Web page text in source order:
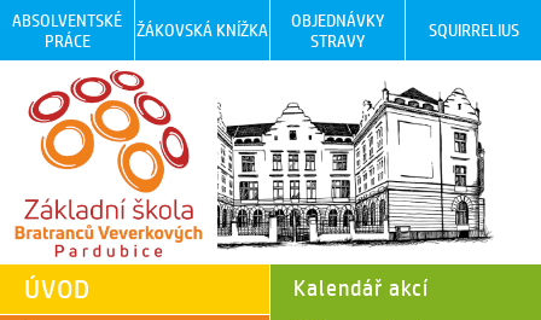
ABSOLVENTSKÉ
PRÁCE
ŽÁKOVSKÁ KNÍŽKA
OBJEDNÁVKY
STRAVY
SQUIRRELIUS
ÚVOD
Kalendář akcí